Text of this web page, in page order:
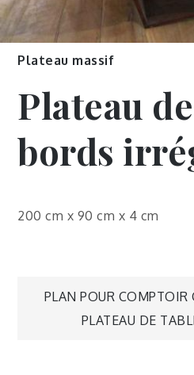
Plateau massif
Plateau
bords
200 cm x 90 cm x 4 cm
PLAN POUR COMPTOIR
PLATEAU DE